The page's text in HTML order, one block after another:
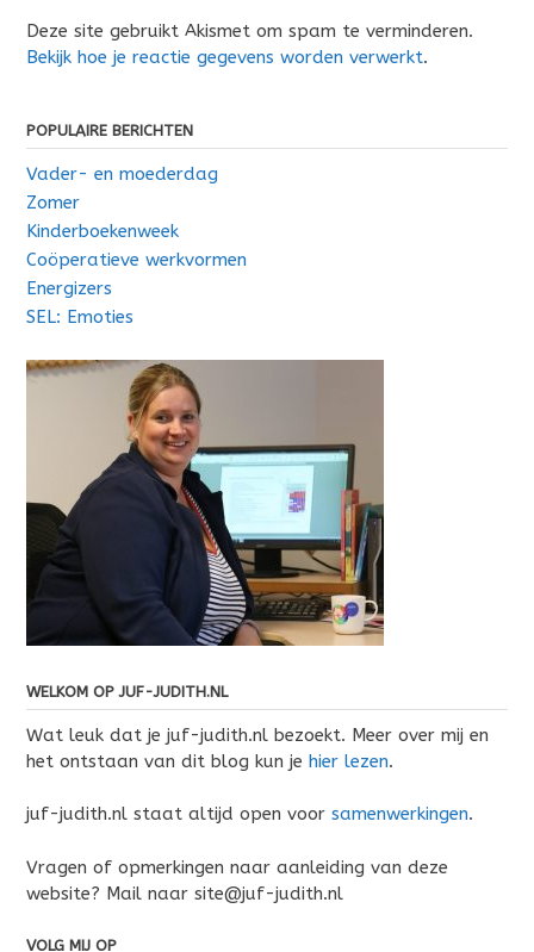
Deze site gebruikt Akismet om spam te verminderen.
Bekijk hoe je reactie gegevens worden verwerkt.
POPULAIRE BERICHTEN
Vader- en moederdag
Zomer
Kinderboekenweek
Coöperatieve werkvormen
Energizers
SEL: Emoties
WELKOM OP JUF-JUDITH.NL
Wat leuk dat je juf-judith.nl bezoekt. Meer over mij en
het ontstaan van dit blog kun je hier lezen.
juf-judith.nl staat altijd open voor samenwerkingen.
Vragen of opmerkingen naar aanleiding van deze
website? Mail naar site@juf-judith.nl
VOLG MIJ OP